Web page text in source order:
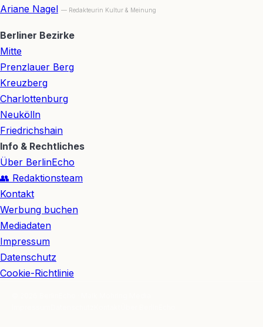
Ariane Nagel — Redakteurin Kultur & Meinung
Berliner Bezirke
Mitte
Prenzlauer Berg
Kreuzberg
Charlottenburg
Neukölln
Friedrichshain
Info & Rechtliches
Über BerlinEcho
👥 Redaktionsteam
Kontakt
Werbung buchen
Mediadaten
Impressum
Datenschutz
Cookie-Richtlinie